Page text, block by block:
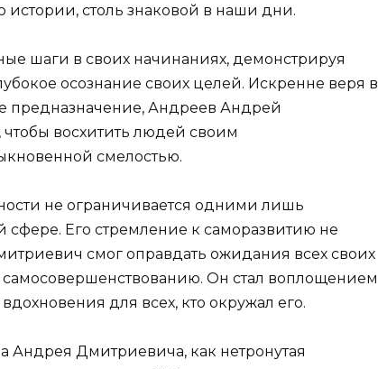
истории, столь знаковой в наши дни.
шаги в своих начинаниях, демонстрируя
осознание своих целей. Искренне веря в
предназначение, Андреев Андрей
восхитить людей своим
смелостью.
не ограничивается одними лишь
Его стремление к саморазвитию не
смог оправдать ожидания всех своих
Он стал воплощением
для всех, кто окружал его.
Андрея Дмитриевича, как нетронутая